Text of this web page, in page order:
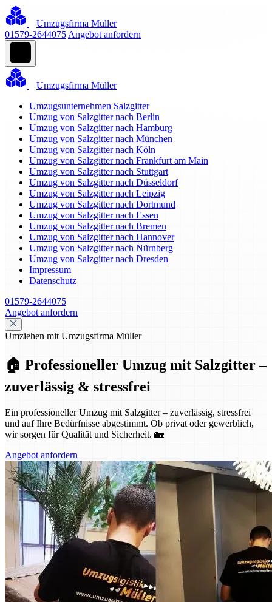
Umzugsfirma Müller
01579-2644075 Angebot anfordern
Umzugsfirma Müller
Umzugsunternehmen Salzgitter
Umzug von Salzgitter nach Berlin
Umzug von Salzgitter nach Hamburg
Umzug von Salzgitter nach München
Umzug von Salzgitter nach Köln
Umzug von Salzgitter nach Frankfurt am Main
Umzug von Salzgitter nach Stuttgart
Umzug von Salzgitter nach Düsseldorf
Umzug von Salzgitter nach Leipzig
Umzug von Salzgitter nach Dortmund
Umzug von Salzgitter nach Essen
Umzug von Salzgitter nach Bremen
Umzug von Salzgitter nach Hannover
Umzug von Salzgitter nach Nürnberg
Umzug von Salzgitter nach Dresden
Impressum
Datenschutz
01579-2644075
Angebot anfordern
Umziehen mit Umzugsfirma Müller
🏠 Professioneller Umzug mit Salzgitter –
zuverlässig & stressfrei
Ein professioneller Umzug mit Salzgitter – zuverlässig, stressfrei
und auf Ihre Bedürfnisse abgestimmt. Ob privat oder gewerblich,
wir sorgen für Qualität und Sicherheit. 🏡
Angebot anfordern